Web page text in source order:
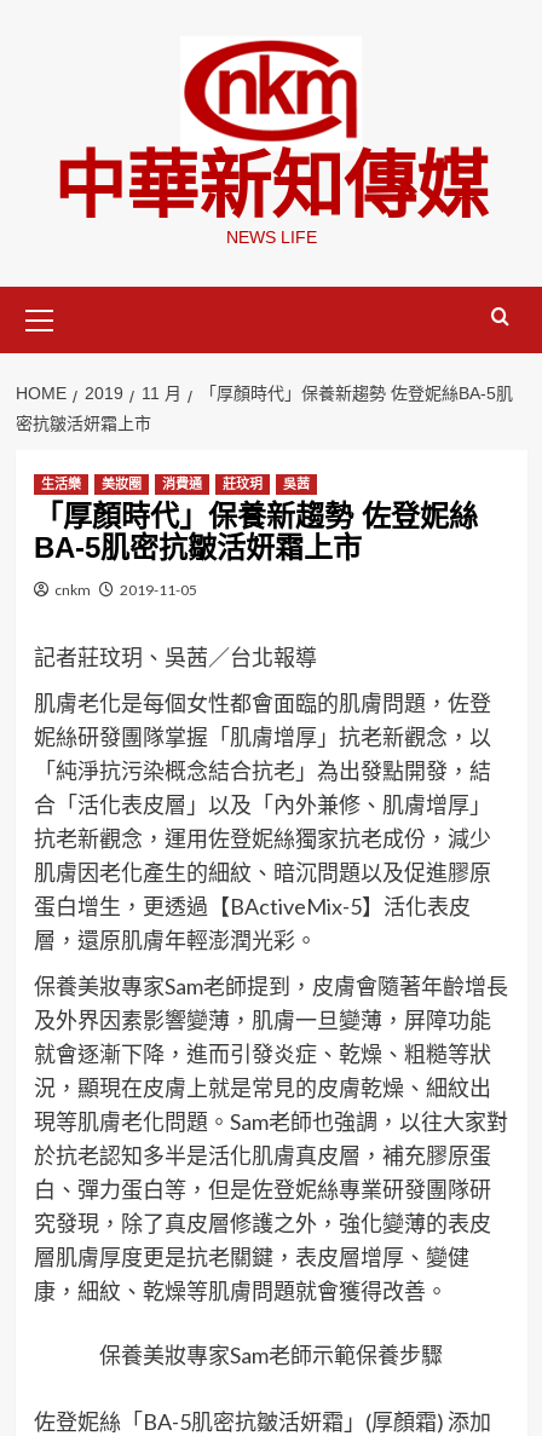
中華新知傳媒
NEWS LIFE
Menu
HOME 2019 11 月
「厚顏時代」保養新趨勢 佐登妮絲BA-5肌
密抗皺活妍霜上市
生活樂 美妝圈 消費通 莊玟玥 吳茜
「厚顏時代」保養新趨勢 佐登妮絲
BA-5肌密抗皺活妍霜上市
cnkm 2019-11-05
記者莊玟玥、吳茜／台北報導
肌膚老化是每個女性都會面臨的肌膚問題，佐登
妮絲研發團隊掌握「肌膚增厚」抗老新觀念，以
「純淨抗污染概念結合抗老」為出發點開發，結
合「活化表皮層」以及「內外兼修、肌膚增厚」
抗老新觀念，運用佐登妮絲獨家抗老成份，減少
肌膚因老化產生的細紋、暗沉問題以及促進膠原
蛋白增生，更透過【BActiveMix-5】活化表皮
層，還原肌膚年輕澎潤光彩。
保養美妝專家Sam老師提到，皮膚會隨著年齡增長
及外界因素影響變薄，肌膚一旦變薄，屏障功能
就會逐漸下降，進而引發炎症、乾燥、粗糙等狀
況，顯現在皮膚上就是常見的皮膚乾燥、細紋出
現等肌膚老化問題。Sam老師也強調，以往大家對
於抗老認知多半是活化肌膚真皮層，補充膠原蛋
白、彈力蛋白等，但是佐登妮絲專業研發團隊研
究發現，除了真皮層修護之外，強化變薄的表皮
層肌膚厚度更是抗老關鍵，表皮層增厚、變健
康，細紋、乾燥等肌膚問題就會獲得改善。
保養美妝專家Sam老師示範保養步驟
佐登妮絲「BA-5肌密抗皺活妍霜」(厚顏霜) 添加